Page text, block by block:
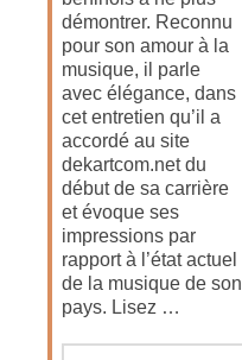
démontrer. Reconnu
pour son amour à la
musique, il parle
avec élégance, dans
cet entretien qu’il a
accordé au site
dekartcom.net du
début de sa carrière
et évoque ses
impressions par
rapport à l’état actuel
de la musique de son
pays. Lisez …